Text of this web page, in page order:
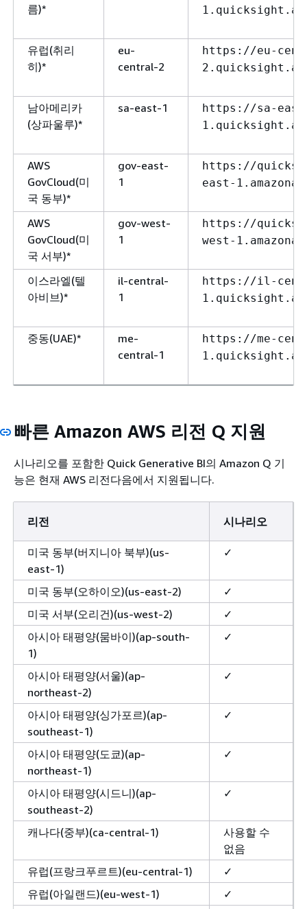
름)*
유럽(취리
히)*
eu-
central-2
https://eu-
남아메리카
(상파울루)*
sa-east-1
https://sa-
AWS
GovCloud(미
국 동부)*
gov-east-
1
https://
east-
AWS
GovCloud(미
국 서부)*
gov-west-
1
https://
west-
이스라엘(텔
아비브)*
il-central-
1
https://il-
중동(UAE)*
me-
central-1
https://me-
빠른 Amazon AWS 리전 Q 지원
시나리오를 포함한 Quick Generative BI의 Amazon Q 기
능은 현재 AWS 리전다음에서 지원됩니다.
리전 시나리오
미국 동부(버지니아 북부)(us-
east-1)
✓
미국 동부(오하이오)(us-east-2)
✓
미국 서부(오리건)(us-west-2)
✓
아시아 태평양(뭄바이)(ap-south-
1)
✓
아시아 태평양(서울)(ap-
northeast-2)
✓
아시아 태평양(싱가포르)(ap-
southeast-1)
✓
아시아 태평양(도쿄)(ap-
northeast-1)
✓
아시아 태평양(시드니)(ap-
southeast-2)
✓
캐나다(중부)(ca-central-1)
사용할 수
없음
유럽(프랑크푸르트)(eu-central-1)
✓
유럽(아일랜드)(eu-west-1)
✓